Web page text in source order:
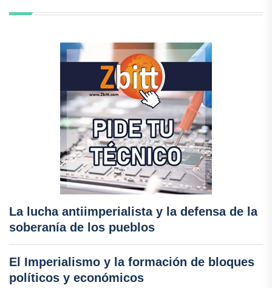
La lucha antiimperialista y la defensa de la
soberanía de los pueblos
El Imperialismo y la formación de bloques
políticos y económicos